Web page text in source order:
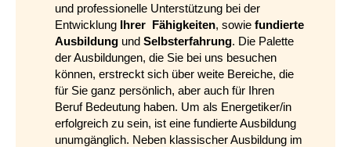
und professionelle Unterstützung bei der
Entwicklung Ihrer Fähigkeiten, sowie fundierte
Ausbildung und Selbsterfahrung. Die Palette
der Ausbildungen, die Sie bei uns besuchen
können, erstreckt sich über weite Bereiche, die
für Sie ganz persönlich, aber auch für Ihren
Beruf Bedeutung haben. Um als Energetiker/in
erfolgreich zu sein, ist eine fundierte Ausbildung
unumgänglich. Neben klassischer Ausbildung im